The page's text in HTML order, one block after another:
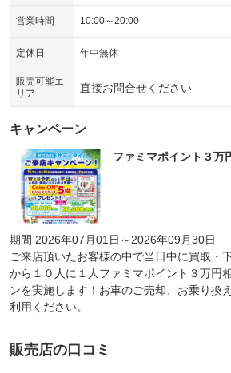
営業時間 10:00～20:00
定休日 年中無休
販売可能エ
リア
直接お問合せください
キャンペーン
ファミマポイント３万
期間 2026年07月01日～2026年09月30日
ご来店頂いたお客様の中で当日中に買取・
から１０人に１人ファミマポイント３万円
ンを実施します！お車のご売却、お乗り換
利用ください。
販売店の口コミ